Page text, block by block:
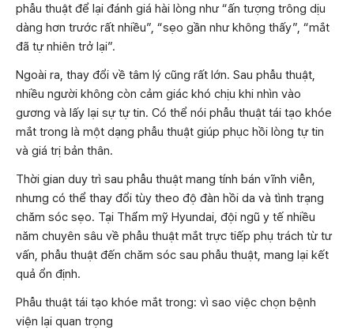
phẫu thuật để lại đánh giá hài lòng như “ấn tượng trông dịu
dàng hơn trước rất nhiều”, “sẹo gần như không thấy”, “mắt
đã tự nhiên trở lại”.
Ngoài ra, thay đổi về tâm lý cũng rất lớn. Sau phẫu thuật,
nhiều người không còn cảm giác khó chịu khi nhìn vào
gương và lấy lại sự tự tin. Có thể nói phẫu thuật tái tạo khóe
mắt trong là một dạng phẫu thuật giúp phục hồi lòng tự tin
và giá trị bản thân.
Thời gian duy trì sau phẫu thuật mang tính bán vĩnh viễn,
nhưng có thể thay đổi tùy theo độ đàn hồi da và tình trạng
chăm sóc sẹo. Tại Thẩm mỹ Hyundai, đội ngũ y tế nhiều
năm chuyên sâu về phẫu thuật mắt trực tiếp phụ trách từ tư
vấn, phẫu thuật đến chăm sóc sau phẫu thuật, mang lại kết
quả ổn định.
Phẫu thuật tái tạo khóe mắt trong: vì sao việc chọn bệnh
viện lại quan trọng